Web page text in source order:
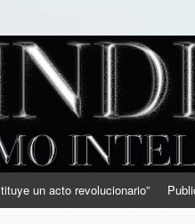
un acto revolucionario”